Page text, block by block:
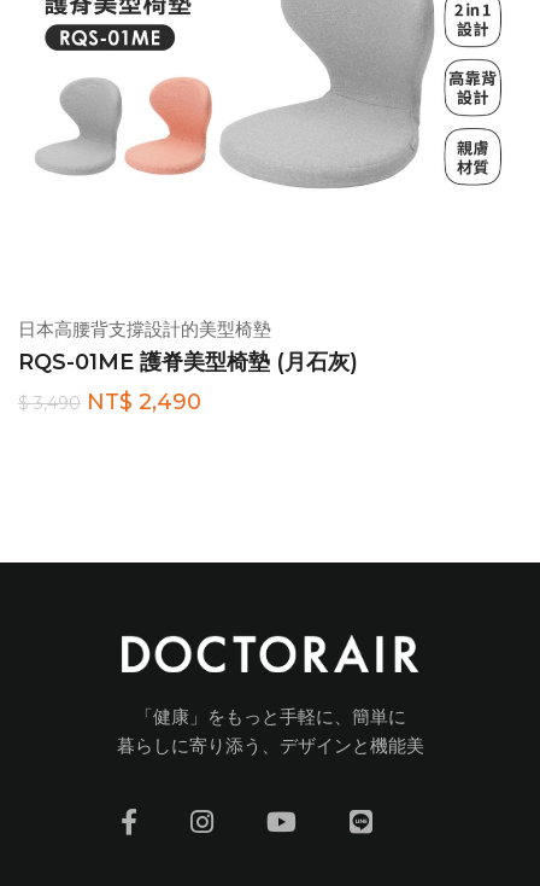
日本高腰背支撐設計的美型椅墊
RQS-01ME 護脊美型椅墊 (月石灰)
$ 3,490 NT$ 2,490
「健康」をもっと手軽に、簡単に
暮らしに寄り添う、デザインと機能美